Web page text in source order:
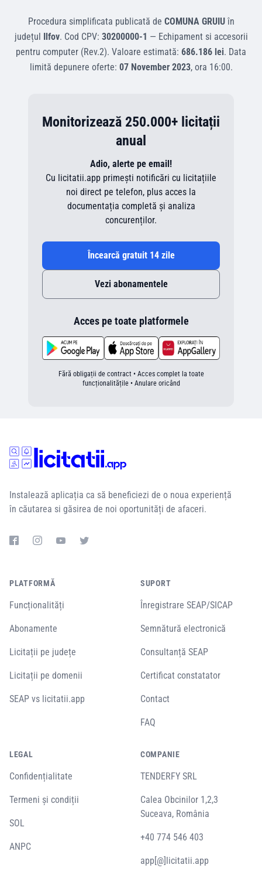
Procedura simplificata publicată de COMUNA GRUIUîn
județul Ilfov. Cod CPV: 30200000-1 — Echipament si accesorii
pentru computer (Rev.2). Valoare estimată: 686.186 lei. Data
limită depunere oferte: 07 November 2023, ora 16:00.
Monitorizează 250.000+ licitații
anual
Adio, alerte pe email!
Cu licitatii.app primești notificări cu licitațiile
noi direct pe telefon, plus acces la
documentația completă și analiza
concurenților.
Încearcă gratuit 14 zile
Vezi abonamentele
Acces pe toate platformele
Fără obligații de contract • Acces complet la toate
funcționalitățile • Anulare oricând
Instalează aplicația ca să beneficiezi de o noua experiență
în căutarea si găsirea de noi oportunități de afaceri.
PLATFORMĂ
Funcționalități
Abonamente
Licitații pe județe
Licitații pe domenii
SEAP vs licitatii.app
SUPORT
Înregistrare SEAP/SICAP
Semnătură electronică
Consultanță SEAP
Certificat constatator
Contact
FAQ
LEGAL
Confidențialitate
Termeni și condiții
SOL
ANPC
COMPANIE
TENDERFY SRL
Calea Obcinilor 1,2,3
Suceava, România
+40 774 546 403
app[@]licitatii.app